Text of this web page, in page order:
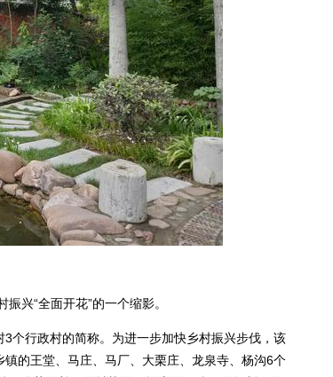
兴“全面开花”的一个缩影。
行政村的简称。为进一步加快乡村振兴步伐，该
的王堂、马庄、马厂、大栗庄、龙泉寺、杨沟6个